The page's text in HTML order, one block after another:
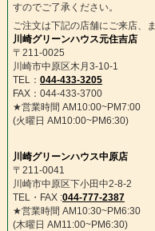
すのでご了承ください。
ご注文は下記の店舗にご来店、
川崎グリーンハウス元住吉店
〒211-0025
川崎市中原区木月3-10-1
TEL： 044-433-3205
FAX：044-433-3700
★営業時間 AM10:00~PM7:00
(火曜日 AM10:00~PM6:30)
川崎グリーンハウス中原店
〒211-0041
川崎市中原区下小田中2-8-2
TEL・FAX :044-777-2387
★営業時間 AM10:30~PM6:30
(木曜日 AM11:00~PM6:30)